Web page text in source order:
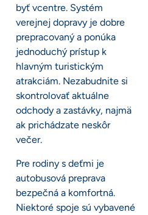
byť vcentre. Systém
verejnej dopravy je dobre
prepracovaný a ponúka
jednoduchý prístup k
hlavným turistickým
atrakciám. Nezabudnite si
skontrolovať aktuálne
odchody a zastávky, najmä
ak prichádzate neskôr
večer.
Pre rodiny s deťmi je
autobusová preprava
bezpečná a komfortná.
Niektoré spoje sú vybavené